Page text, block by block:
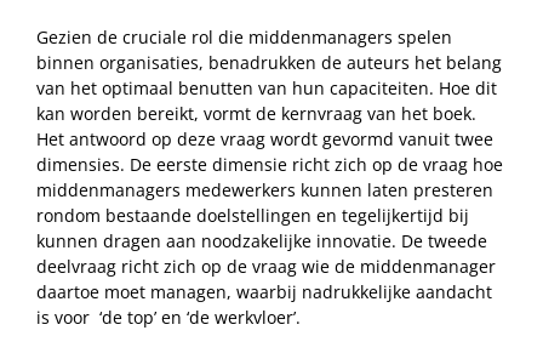
Gezien de cruciale rol die middenmanagers spelen
binnen organisaties, benadrukken de auteurs het belang
van het optimaal benutten van hun capaciteiten. Hoe dit
kan worden bereikt, vormt de kernvraag van het boek.
Het antwoord op deze vraag wordt gevormd vanuit twee
dimensies. De eerste dimensie richt zich op de vraag hoe
middenmanagers medewerkers kunnen laten presteren
rondom bestaande doelstellingen en tegelijkertijd bij
kunnen dragen aan noodzakelijke innovatie. De tweede
deelvraag richt zich op de vraag wie de middenmanager
daartoe moet managen, waarbij nadrukkelijke aandacht
is voor ‘de top’ en ‘de werkvloer’.